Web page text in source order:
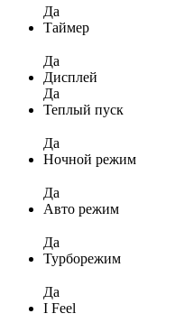
Да
Таймер
Да
Дисплей
Да
Теплый пуск
Да
Ночной режим
Да
Авто режим
Да
Турборежим
Да
I Feel